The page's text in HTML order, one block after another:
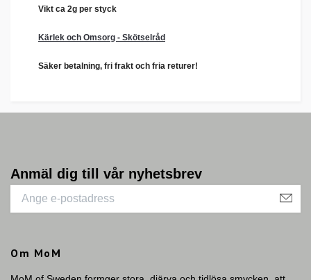
Vikt ca 2g per styck
Kärlek och Omsorg - Skötselråd
Säker betalning, fri frakt och fria returer!
Anmäl dig till vår nyhetsbrev
Om MoM